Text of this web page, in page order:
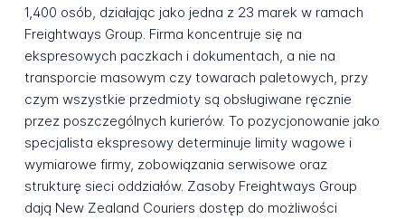
1,400 osób, działając jako jedna z 23 marek w ramach
Freightways Group. Firma koncentruje się na
ekspresowych paczkach i dokumentach, a nie na
transporcie masowym czy towarach paletowych, przy
czym wszystkie przedmioty są obsługiwane ręcznie
przez poszczególnych kurierów. To pozycjonowanie jako
specjalista ekspresowy determinuje limity wagowe i
wymiarowe firmy, zobowiązania serwisowe oraz
strukturę sieci oddziałów. Zasoby Freightways Group
dają New Zealand Couriers dostęp do możliwości